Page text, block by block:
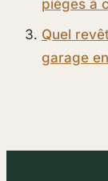
pièges à
Quel
garage